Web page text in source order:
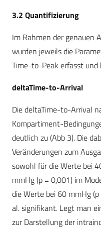
3.2 Quantifizierung
Im Rahmen der genauen
wurden jeweils die
Time-to-Peak erfasst
deltaTime-to-Arrival
Die deltaTime-to-Arrival
Kompartiment-
deutlich zu (Abb 3). Die
Veränderungen zum
sowohl für die Werte bei
mmHg (p = 0,001) im
die Werte bei 60 mmHg
al. signifikant. Legt man
zur Darstellung der